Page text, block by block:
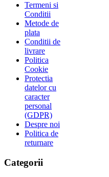
Termeni si
Conditii
Metode de
plata
Conditii de
livrare
Politica
Cookie
Protectia
datelor cu
caracter
personal
(GDPR)
Despre noi
Politica de
returnare
Categorii